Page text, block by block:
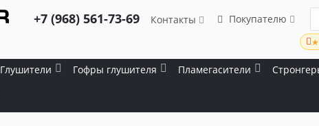
+7 (968) 561-73-69 Контакты Покупателю
Глушители Гофры глушителя Пламегасители